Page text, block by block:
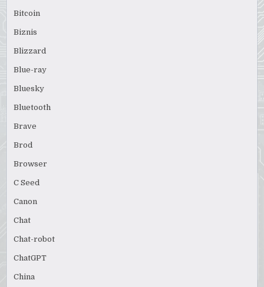
Bitcoin
Biznis
Blizzard
Blue-ray
Bluesky
Bluetooth
Brave
Brod
Browser
C Seed
Canon
Chat
Chat-robot
ChatGPT
China